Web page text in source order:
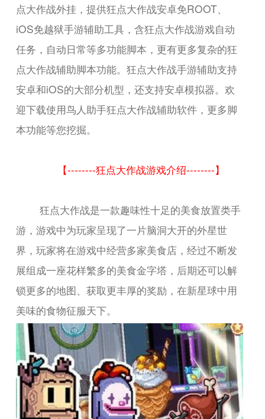
点大作战外挂，提供狂点大作战安卓免ROOT、
iOS免越狱手游辅助工具，含狂点大作战游戏自动
任务，自动日常等多功能脚本，更有更多复杂的狂
点大作战辅助脚本功能。狂点大作战手游辅助支持
安卓和iOS的大部分机型，还支持安卓模拟器。欢
迎下载使用鸟人助手狂点大作战辅助软件，更多脚
本功能等您挖掘。
【--------狂点大作战游戏介绍--------】
狂点大作战是一款趣味性十足的美食放置类手
游，游戏中为玩家呈现了一片脑洞大开的外星世
界，玩家将在游戏中经营多家美食店，经过不断发
展组成一座花样繁多的美食金字塔，后期还可以解
锁更多的地图、获取更丰厚的奖励，在新星球中用
美味的食物征服天下。